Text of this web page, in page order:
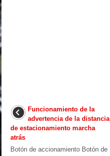
Funcionamiento de la
advertencia de la distancia
de estacionamiento marcha
atrás
Botón de accionamiento Botón de